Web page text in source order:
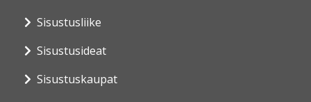
Sisustusliike
Sisustusideat
Sisustuskaupat